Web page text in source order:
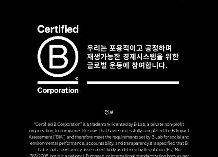
정보
“Certified B Corporation” is a trademark licensed by B Lab, a private non-profit
organization, to companies like ours that have successfully completed the B Impact
Assessment (“BIA”) and therefore meet the requirements set by B Lab for social and
environmental performance, accountability, and transparency.It is specified that B
Lab is not a conformity assessment body as defined by Regulation (EU) No
765/2008, nor is it a national, European, or international standardization body as per